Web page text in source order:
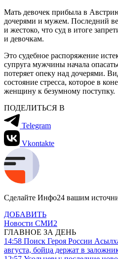
Мать девочек прибыла в
дочерями и мужем. Последний
и жестоко, что суд в итоге
и девочкам.
Это судебное распоряжение
супруга мужчины начала
потеряет опеку над дочерями.
состояние стресса, которое в
женщину к безумному поступку.
ПОДЕЛИТЬСЯ В
Telegram
Vkontakte
Сделайте Инфо24 вашим
ДОБАВИТЬ
Новости СМИ2
ГЛАВНОЕ ЗА ДЕНЬ
14:58 Поиск Героя России
августа, бойца держат в